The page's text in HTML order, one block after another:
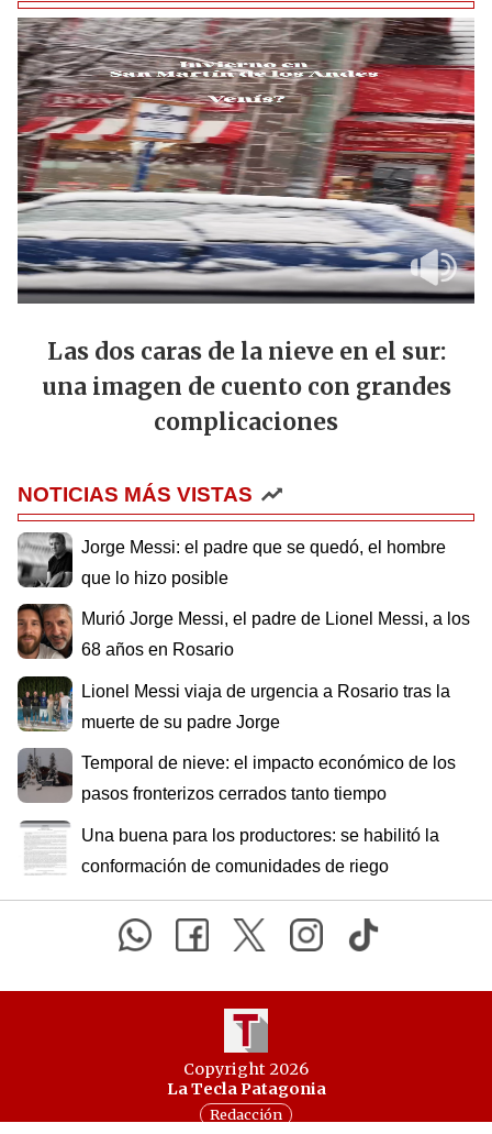
Las dos caras de la nieve en el sur:
una imagen de cuento con grandes
complicaciones
NOTICIAS MÁS VISTAS
Jorge Messi: el padre que se quedó, el hombre
que lo hizo posible
Murió Jorge Messi, el padre de Lionel Messi, a los
68 años en Rosario
Lionel Messi viaja de urgencia a Rosario tras la
muerte de su padre Jorge
Temporal de nieve: el impacto económico de los
pasos fronterizos cerrados tanto tiempo
Una buena para los productores: se habilitó la
conformación de comunidades de riego
Copyright 2026
La Tecla Patagonia
Redacción